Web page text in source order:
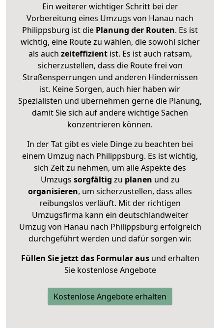
Ein weiterer wichtiger Schritt bei der
Vorbereitung eines Umzugs von Hanau nach
Philippsburg ist die Planung der Routen. Es ist
wichtig, eine Route zu wählen, die sowohl sicher
als auch zeiteffizientist. Es ist auch ratsam,
sicherzustellen, dass die Route frei von
Straßensperrungen und anderen Hindernissen
ist. Keine Sorgen, auch hier haben wir
Spezialisten und übernehmen gerne die Planung,
damit Sie sich auf andere wichtige Sachen
konzentrieren können.
In der Tat gibt es viele Dinge zu beachten bei
einem Umzug nach Philippsburg. Es ist wichtig,
sich Zeit zu nehmen, um alle Aspekte des
Umzugs sorgfältig zu planen und zu
organisieren, um sicherzustellen, dass alles
reibungslos verläuft. Mit der richtigen
Umzugsfirma kann ein deutschlandweiter
Umzug von Hanau nach Philippsburg erfolgreich
durchgeführt werden und dafür sorgen wir.
Füllen Sie jetzt das Formular ausund erhalten
Sie kostenlose Angebote
Kostenlose Angebote erhalten